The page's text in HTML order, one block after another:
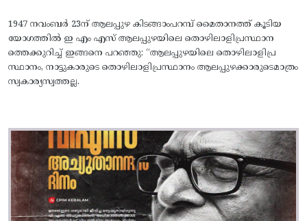
1947 നവംബർ 23ന് ആലപ്പുഴ കിടങ്ങാംപറമ്പ്‌ മൈതാനത്ത്‌ കൂടിയ
യോഗത്തിൽ ഇ എം എസ് ആലപ്പുഴയിലെ തൊഴിലാളിപ്രസ്ഥാന
ത്തെക്കുറിച്ച് ഇങ്ങനെ പറഞ്ഞു: “ആലപ്പുഴയിലെ തൊഴിലാളിപ്ര
സ്ഥാനം, നാട്ടുകാരുടെ തൊഴിലാളിപ്രസ്ഥാനം ആലപ്പുഴക്കാരുടെമാത്രം
സ്വകാര്യസ്വത്തല്ല.